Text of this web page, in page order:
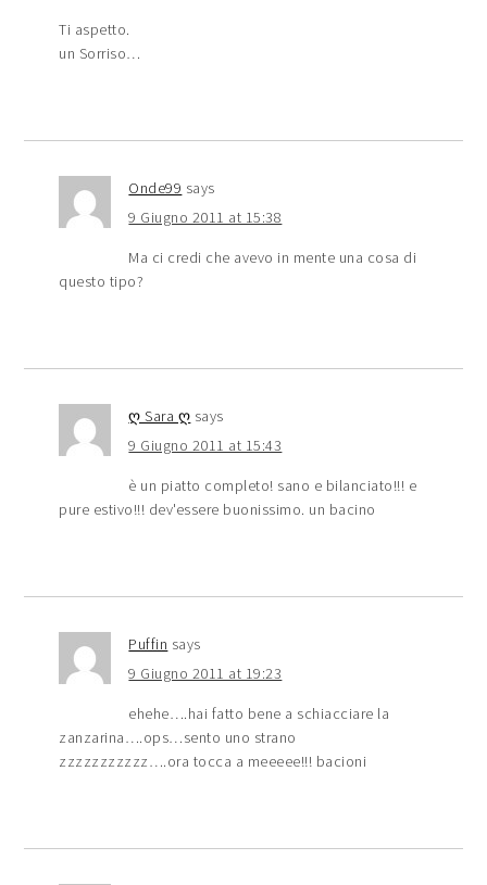
Ti aspetto.
un Sorriso…
Onde99 says
9 Giugno 2011 at 15:38
Ma ci credi che avevo in mente una cosa di
questo tipo?
ღ Sara ღ says
9 Giugno 2011 at 15:43
è un piatto completo! sano e bilanciato!!! e
pure estivo!!! dev'essere buonissimo. un bacino
Puffin says
9 Giugno 2011 at 19:23
ehehe….hai fatto bene a schiacciare la
zanzarina….ops…sento uno strano
zzzzzzzzzzz….ora tocca a meeeee!!! bacioni